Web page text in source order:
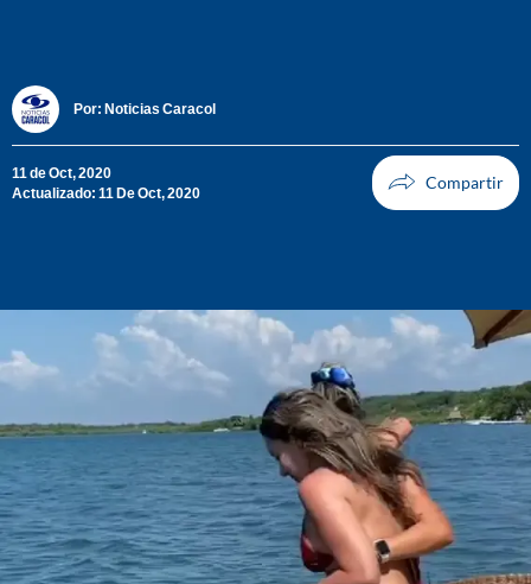
Por: Noticias Caracol
11 de Oct, 2020
Actualizado: 11 De Oct, 2020